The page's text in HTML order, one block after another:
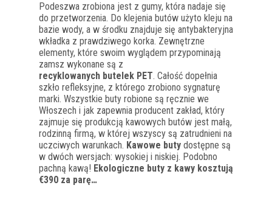
Podeszwa zrobiona jest z gumy, która nadaje się
do przetworzenia. Do klejenia butów użyto kleju na
bazie wody, a w środku znajduje się antybakteryjna
wkładka z prawdziwego korka. Zewnętrzne
elementy, które swoim wyglądem przypominają
zamsz wykonane są z
recyklowanych butelek PET. Całość dopełnia
szkło refleksyjne, z którego zrobiono sygnaturę
marki. Wszystkie buty robione są ręcznie we
Włoszech i jak zapewnia producent zakład, który
zajmuje się produkcją kawowych butów jest małą,
rodzinną firmą, w której wszyscy są zatrudnieni na
uczciwych warunkach. Kawowe buty dostępne są
w dwóch wersjach: wysokiej i niskiej. Podobno
pachną kawą! Ekologiczne buty z kawy kosztują
€390 za parę…